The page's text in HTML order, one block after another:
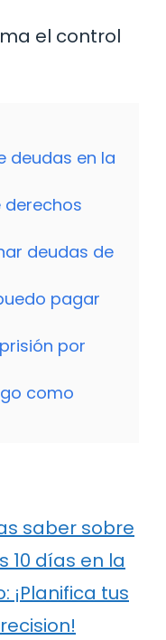
el control
deudas en la
derechos
deudas de
pagar
por
como
saber sobre
10 días en la
¡Planifica tus